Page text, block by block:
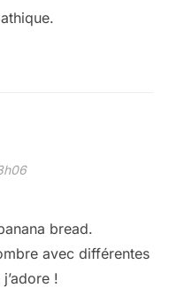
bread.
avec différentes
!